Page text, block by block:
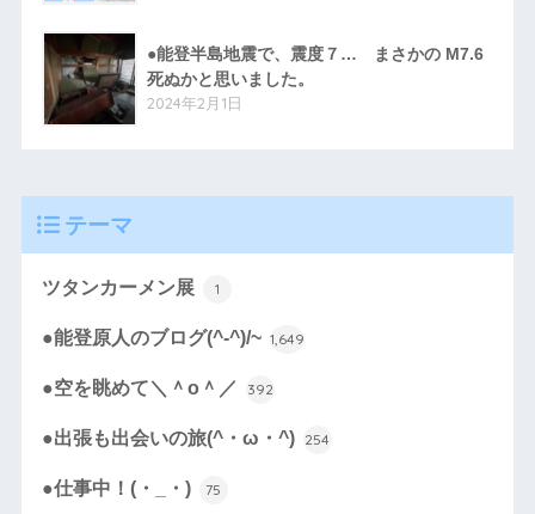
●能登半島地震で、震度７… まさかの M7.6
死ぬかと思いました。
2024年2月1日
テーマ
ツタンカーメン展 1
●能登原人のブログ(^-^)/~ 1,649
●空を眺めて＼＾o＾／ 392
●出張も出会いの旅(^・ω・^) 254
●仕事中！(・_・) 75